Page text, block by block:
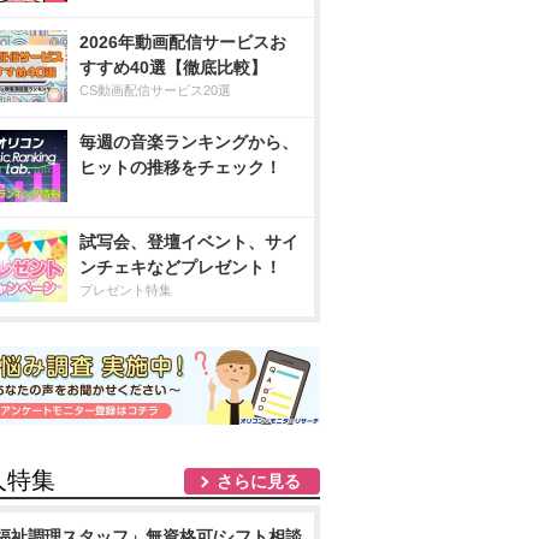
2026年動画配信サービスお
すすめ40選【徹底比較】
CS動画配信サービス20選
毎週の音楽ランキングから、
ヒットの推移をチェック！
試写会、登壇イベント、サイ
ンチェキなどプレゼント！
プレゼント特集
特集 さらに見る